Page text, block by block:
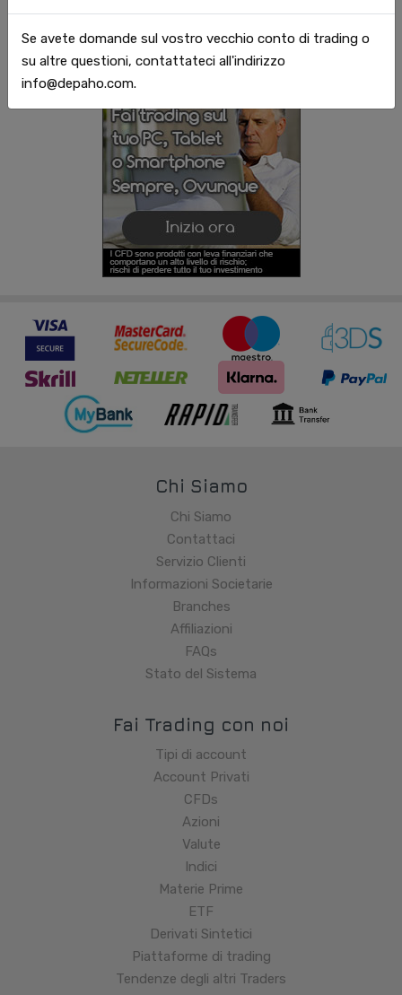
Se avete domande sul vostro vecchio conto di trading o
su altre questioni, contattateci all'indirizzo
info@depaho.com.
Chi Siamo
Chi Siamo
Contattaci
Servizio Clienti
Informazioni Societarie
Branches
Affiliazioni
FAQs
Stato del Sistema
Fai Trading con noi
Tipi di account
Account Privati
CFDs
Azioni
Valute
Indici
Materie Prime
ETF
Derivati Sintetici
Piattaforme di trading
Tendenze degli altri Traders